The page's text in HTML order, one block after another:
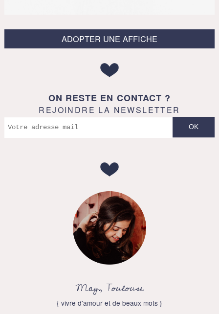
ADOPTER UNE AFFICHE
ON RESTE EN CONTACT ?
REJOINDRE LA NEWSLETTER
May, Toulouse
{ vivre d'amour et de beaux mots }